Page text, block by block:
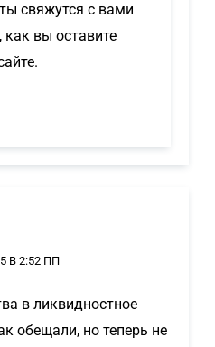
свяжутся с вами
как вы оставите
В 2:52 ПП
в ликвидностное
обещали, но теперь не